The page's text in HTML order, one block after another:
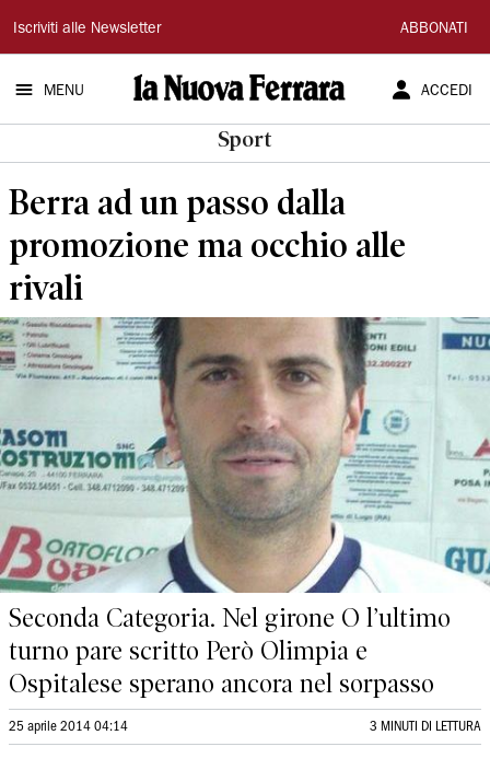
La
Nuova
Ferrara
Iscriviti alle Newsletter ABBONATI
MENU ACCEDI
Sport
Berra ad un passo dalla
promozione ma occhio alle
rivali
Seconda Categoria. Nel girone O l’ultimo
turno pare scritto Però Olimpia e
Ospitalese sperano ancora nel sorpasso
25 aprile 2014 04:14 3 MINUTI DI LETTURA